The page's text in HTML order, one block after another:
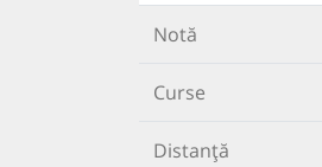
Notă
Curse
Distanță